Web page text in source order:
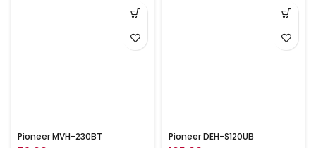
Pioneer MVH-230BT Pioneer DEH-S120UB